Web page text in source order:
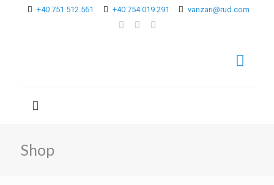
+40 751 512 561 +40 754 019 291 vanzari@rud.com
Shop